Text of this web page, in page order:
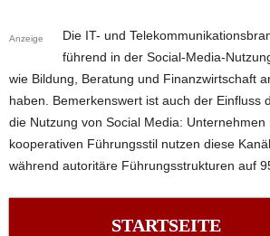
Anzeige
Die IT- und
führend in der Social-Media-
wie Bildung, Beratung und Finanzwirtschaft
haben. Bemerkenswert ist auch der Einfluss
die Nutzung von Social Media: Unternehmen
kooperativen Führungsstil nutzen diese
während autoritäre Führungsstrukturen auf
STARTSEITE